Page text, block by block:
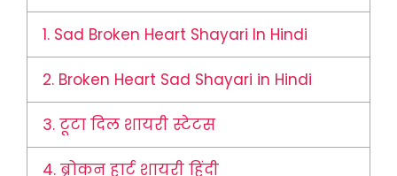
1. Sad Broken Heart Shayari In Hindi
2. Broken Heart Sad Shayari in Hindi
3. टूटा दिल शायरी स्टेटस
4. ब्रोकन हार्ट शायरी हिंदी